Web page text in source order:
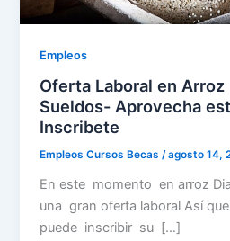
Empleos
Oferta Laboral en Arroz
Sueldos- Aprovecha
Inscribete
Empleos Cursos Becas/agosto 14,
En este momento en arroz
una gran oferta laboral Así
puede inscribir su […]